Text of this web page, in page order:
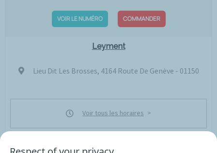
VOIR LE NUMÉRO COMMANDER
Leyment
Lieu Dit Les Brosses, 4164 Route De Genève - 01150
Voir tous les horaires
VOIR LE NUMÉRO